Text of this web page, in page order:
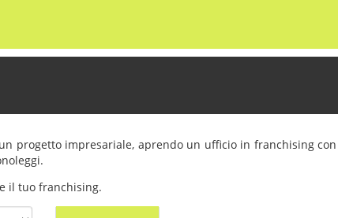
progetto impresariale, aprendo un ufficio in franchising
il tuo franchising.